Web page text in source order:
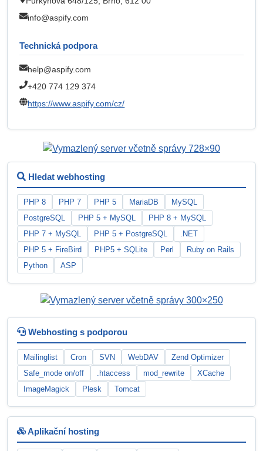
info@aspify.com
Technická podpora
help@aspify.com
+420 774 129 374
https://www.aspify.com/cz/
Hledat webhosting
PHP 8 PHP 7 PHP 5 MariaDB
MySQL
PostgreSQL
PHP 5 + MySQL
PHP 8 + MySQL
PHP 7 + MySQL
PHP 5 + PostgreSQL
.NET
PHP 5 + FireBird
PHP5 + SQLite Perl
Ruby on Rails
Python
ASP
Webhosting s podporou
Mailinglist Cron SVN WebDAV
Zend Optimizer
Safe_mode on/off
.htaccess mod_rewrite
XCache
ImageMagick
Plesk Tomcat
Aplikační hosting